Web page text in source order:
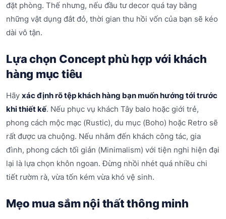
đặt phòng. Thế nhưng, nếu đầu tư decor quá tay bằng
những vật dụng đắt đỏ, thời gian thu hồi vốn của bạn sẽ kéo
dài vô tận.
Lựa chọn Concept phù hợp với khách
hàng mục tiêu
Hãy xác định rõ tệp khách hàng bạn muốn hướng tới trước
khi thiết kế. Nếu phục vụ khách Tây balo hoặc giới trẻ,
phong cách mộc mạc (Rustic), du mục (Boho) hoặc Retro sẽ
rất được ưa chuộng. Nếu nhắm đến khách công tác, gia
đình, phong cách tối giản (Minimalism) với tiện nghi hiện đại
lại là lựa chọn khôn ngoan. Đừng nhồi nhét quá nhiều chi
tiết rườm rà, vừa tốn kém vừa khó vệ sinh.
Mẹo mua sắm nội thất thông minh